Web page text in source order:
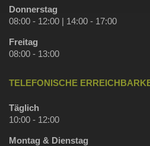
Donnerstag
08:00 - 12:00 | 14:00 - 17:00
Freitag
08:00 - 13:00
TELEFONISCHE
Täglich
10:00 - 12:00
Montag & Dienstag